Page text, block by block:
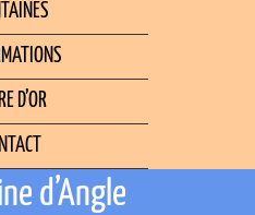
D’OR
d’Angle